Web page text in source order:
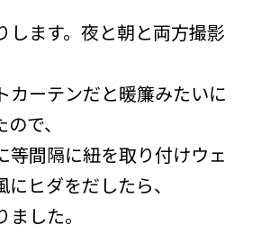
します。夜と朝と両方撮影
カーテンだと暖簾みたいに
で、
等間隔に紐を取り付けウェ
ヒダをだしたら、
した。